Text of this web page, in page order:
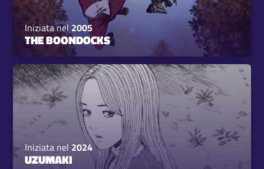
Iniziata nel 2005
THE BOONDOCKS
Iniziata nel 2024
UZUMAKI